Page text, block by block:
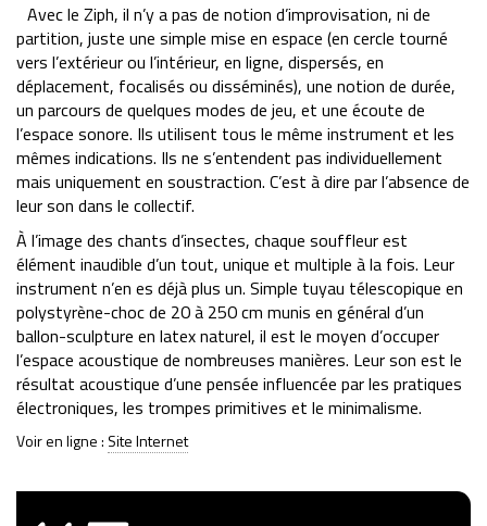
Avec le Ziph, il n’y a pas de notion d’improvisation, ni de
partition, juste une simple mise en espace (en cercle tourné
vers l’extérieur ou l’intérieur, en ligne, dispersés, en
déplacement, focalisés ou disséminés), une notion de durée,
un parcours de quelques modes de jeu, et une écoute de
l’espace sonore. Ils utilisent tous le même instrument et les
mêmes indications. Ils ne s’entendent pas individuellement
mais uniquement en soustraction. C’est à dire par l’absence de
leur son dans le collectif.
À l’image des chants d’insectes, chaque souffleur est
élément inaudible d’un tout, unique et multiple à la fois. Leur
instrument n’en es déjà plus un. Simple tuyau télescopique en
polystyrène-choc de 20 à 250 cm munis en général d’un
ballon-sculpture en latex naturel, il est le moyen d’occuper
l’espace acoustique de nombreuses manières. Leur son est le
résultat acoustique d’une pensée influencée par les pratiques
électroniques, les trompes primitives et le minimalisme.
Voir en ligne : Site Internet